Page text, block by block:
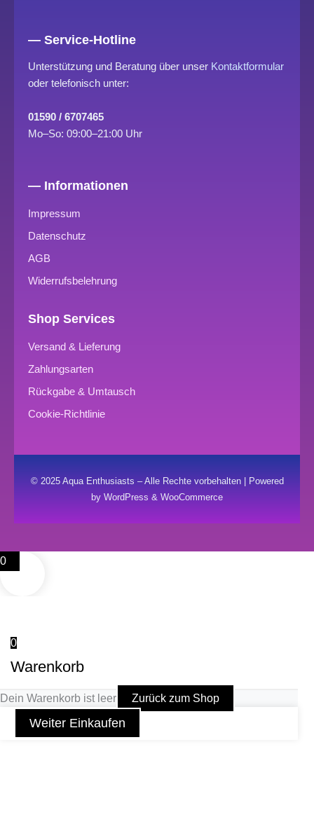
— Service-Hotline
Unterstützung und Beratung über unser Kontaktformular
oder telefonisch unter:
01590 / 6707465
Mo–So: 09:00–21:00 Uhr
— Informationen
Impressum
Datenschutz
AGB
Widerrufsbelehrung
Shop Services
Versand & Lieferung
Zahlungsarten
Rückgabe & Umtausch
Cookie-Richtlinie
© 2025 Aqua Enthusiasts – Alle Rechte vorbehalten | Powered
by WordPress & WooCommerce
0
0
Warenkorb
Dein Warenkorb ist leer Zurück zum Shop
Weiter Einkaufen